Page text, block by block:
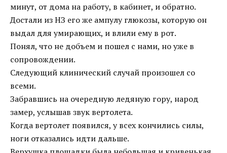
минут, от дома на работу, в кабинет, и обратно.
Достали из НЗ его же ампулу глюкозы, которую он
выдал для умирающих, и влили ему в рот.
Понял, что не добъем и пошел с нами, но уже в
сопровождении.
Следующий клинический случай произошел со
всеми.
Забравшись на очередную ледяную гору, народ
замер, услышав звук вертолета.
Когда вертолет появился, у всех кончились силы,
ноги отказались идти дальше.